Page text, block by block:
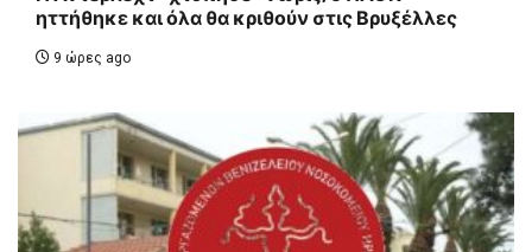
ηττήθηκε και όλα θα κριθούν στις Βρυξέλλες
9 ώρες ago